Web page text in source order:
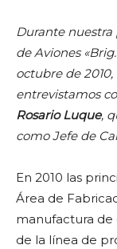
Durante
de Aviones
octubre de
entrevistamos
Rosario Luque,
como Jefe de
En 2010 las
Área de
manufactura de
de la línea de